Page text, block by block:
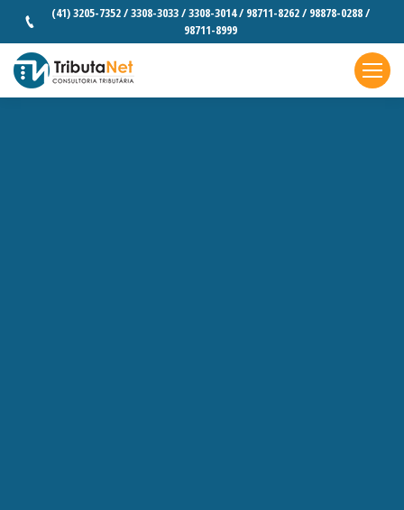
(41) 3205-7352 / 3308-3033 / 3308-3014 / 98711-8262 / 98878-0288 /
98711-8999